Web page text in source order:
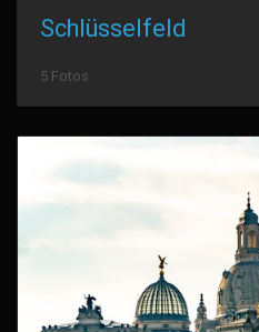
Schlüsselfeld
5 Fotos